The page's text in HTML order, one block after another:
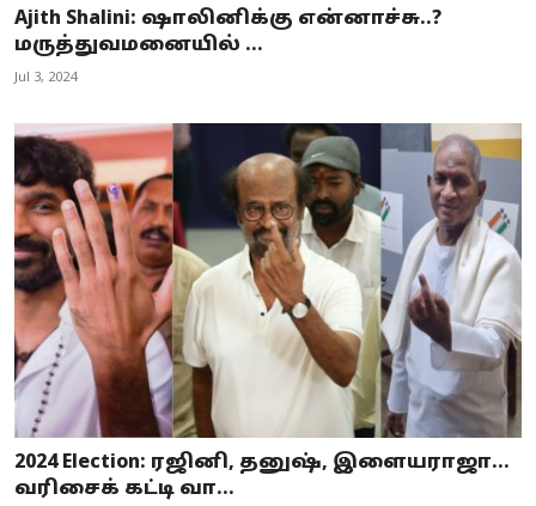
Ajith Shalini: ஷாலினிக்கு என்னாச்சு..?
மருத்துவமனையில் ...
Jul 3, 2024
2024 Election: ரஜினி, தனுஷ், இளையராஜா…
வரிசைக் கட்டி வா...